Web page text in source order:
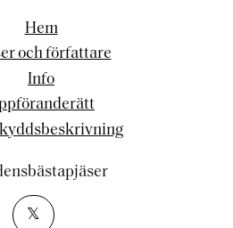
Hem
och författare
Info
𝕏